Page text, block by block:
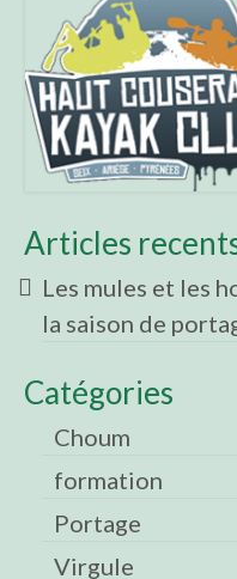
Articles
Les mules et les
la saison de
Catégories
Choum
formation
Portage
Virgule